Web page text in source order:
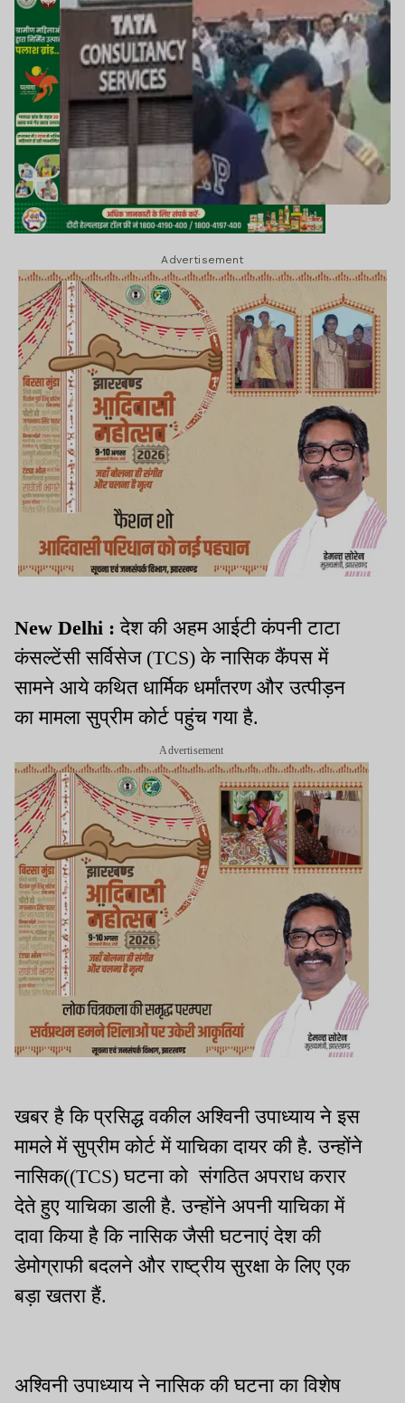
Advertisement
New Delhi :देश की अहम आईटी कंपनी टाटा
कंसल्टेंसी सर्विसेज (TCS) के नासिक कैंपस में
सामने आये कथित धार्मिक धर्मांतरण और उत्पीड़न
का मामला सुप्रीम कोर्ट पहुंच गया है.
Advertisement
खबर है कि प्रसिद्ध वकील अश्विनी उपाध्याय ने इस
मामले में सुप्रीम कोर्ट में याचिका दायर की है. उन्होंने
नासिक((TCS) घटना को संगठित अपराध करार
देते हुए याचिका डाली है. उन्होंने अपनी याचिका में
दावा किया है कि नासिक जैसी घटनाएं देश की
डेमोग्राफी बदलने और राष्ट्रीय सुरक्षा के लिए एक
बड़ा खतरा हैं.
अश्विनी उपाध्याय ने नासिक की घटना का विशेष